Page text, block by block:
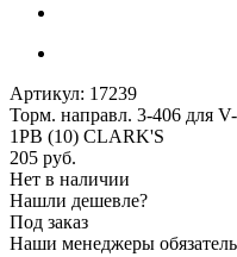
Артикул: 17239
Торм. направл. 3-406 для
1PB (10)
205 руб.
Нет в наличии
Нашли дешевле?
Под заказ
Наши менеджеры